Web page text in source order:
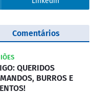
Comentários
QUERIDOS
BURROS E